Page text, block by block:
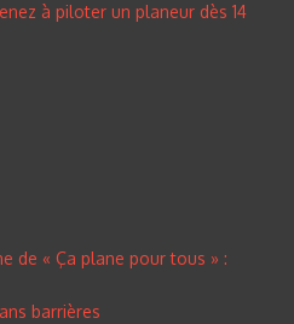
à piloter un planeur dès 14
de « Ça plane pour tous » :
barrières